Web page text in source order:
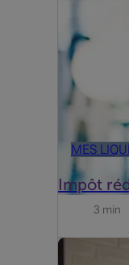
MES
Impôt
3 min
Vos